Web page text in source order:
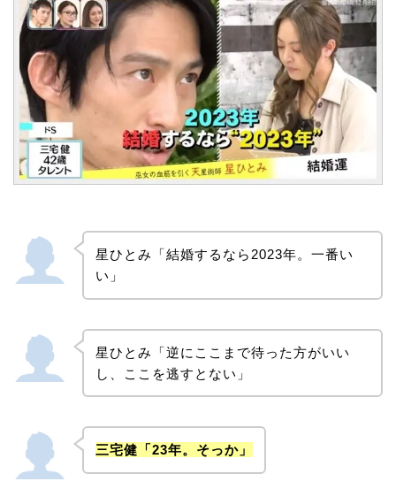
星ひとみ「結婚するなら2023年。一番い
い」
星ひとみ「逆にここまで待った方がいい
し、ここを逃すとない」
三宅健「23年。そっか」